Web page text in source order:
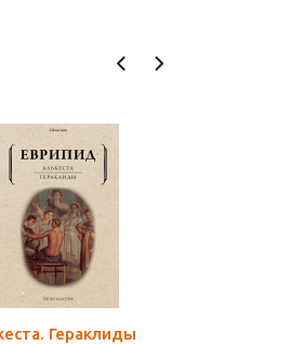
Гераклиды